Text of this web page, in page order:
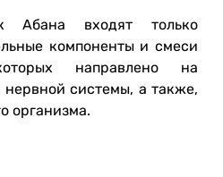
Абана входят только
компоненты и смеси
направлено на
системы, а также,
организма.